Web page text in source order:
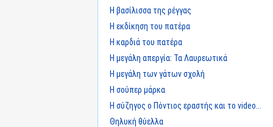
Η βασίλισσα της ρέγγας
Η εκδίκηση του πατέρα
Η καρδιά του πατέρα
Η μεγάλη απεργία: Τα Λαυρεωτικά
Η μεγάλη των γάτων σχολή
Η σούπερ μάρκα
Η σύζηγος ο Πόντιος εραστής και το video...
Θηλυκή θύελλα